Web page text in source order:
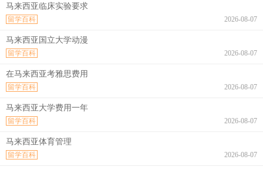
马来西亚临床实验要求
2026-08-07
留学百科
马来西亚国立大学动漫
2026-08-07
留学百科
在马来西亚考雅思费用
2026-08-07
留学百科
马来西亚大学费用一年
2026-08-07
留学百科
马来西亚体育管理
2026-08-07
留学百科